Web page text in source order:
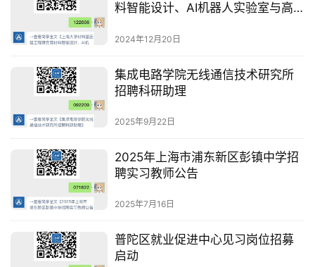
料智能设计、AI机器人实验室与高
教师岗位
2024年12月20日
集成电路学院无线通信技术研究所
招聘科研助理
2025年9月22日
2025年上海市浦东新区彭镇中学招
聘实习教师公告
2025年7月16日
普陀区就业促进中心见习岗位招募
启动